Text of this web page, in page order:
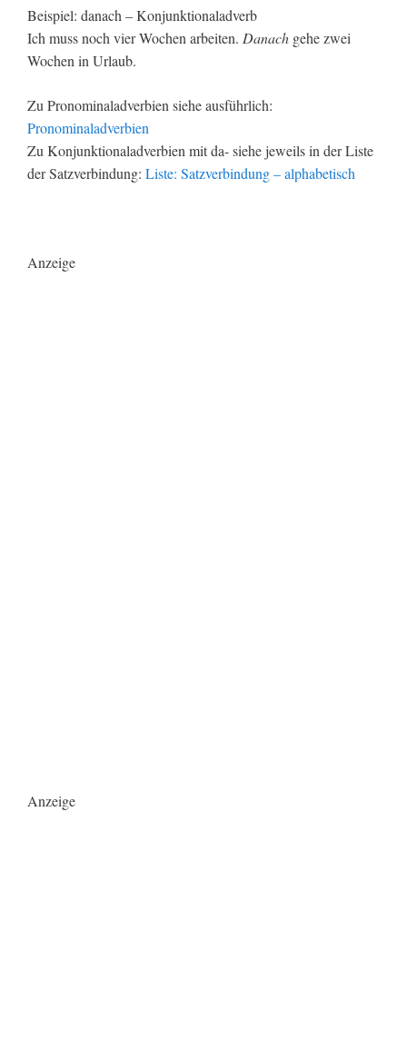
Beispiel: danach – Konjunktionaladverb
Ich muss noch vier Wochen arbeiten. Danach gehe zwei
Wochen in Urlaub.
Zu Pronominaladverbien siehe ausführlich:
Pronominaladverbien
Zu Konjunktionaladverbien mit da- siehe jeweils in der Liste
der Satzverbindung: Liste: Satzverbindung – alphabetisch
Anzeige
Anzeige